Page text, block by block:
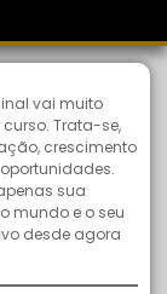
vai muito
Trata-se,
crescimento
sua
mundo e o seu
desde agora